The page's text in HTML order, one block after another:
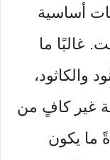
أساسية
غالبًا ما
والكاثود،
غير كافٍ من
ما يكون